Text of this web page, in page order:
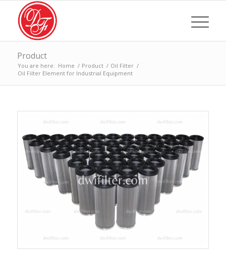
Product
You are here: Home / Product / Oil Filter /
Oil Filter Element for Industrial Equipment